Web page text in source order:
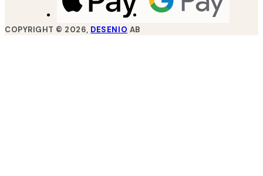
COPYRIGHT © 2026, DESENIO AB